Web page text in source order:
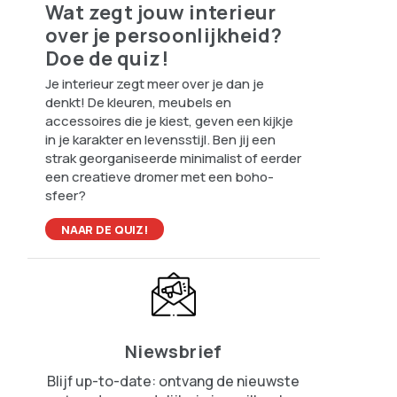
Wat zegt jouw interieur
over je persoonlijkheid?
Doe de quiz!
Je interieur zegt meer over je dan je
denkt! De kleuren, meubels en
accessoires die je kiest, geven een kijkje
in je karakter en levensstijl. Ben jij een
strak georganiseerde minimalist of eerder
een creatieve dromer met een boho-
sfeer?
NAAR DE QUIZ!
Niewsbrief
Blijf up-to-date: ontvang de nieuwste